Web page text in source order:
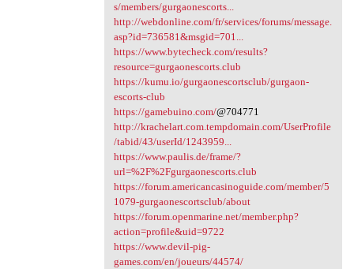
s/members/gurgaonescorts...
http://webdonline.com/fr/services/forums/message.
asp?id=736581&msgid=701...
https://www.bytecheck.com/results?
resource=gurgaonescorts.club
https://kumu.io/gurgaonescortsclub/gurgaon-
escorts-club
https://gamebuino.com/@704771
http://krachelart.com.tempdomain.com/UserProfile
/tabid/43/userId/1243959...
https://www.paulis.de/frame/?
url=%2F%2Fgurgaonescorts.club
https://forum.americancasinoguide.com/member/5
1079-gurgaonescortsclub/about
https://forum.openmarine.net/member.php?
action=profile&uid=9722
https://www.devil-pig-
games.com/en/joueurs/44574/